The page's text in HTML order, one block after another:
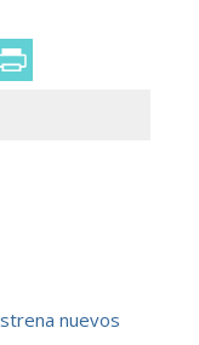
nuevos